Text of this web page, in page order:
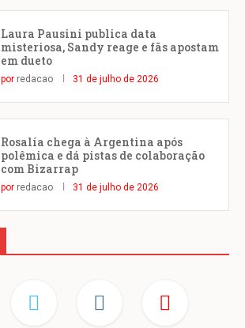
Laura Pausini publica data
misteriosa, Sandy reage e fãs apostam
em dueto
por redacao 31 de julho de 2026
Rosalía chega à Argentina após
polêmica e dá pistas de colaboração
com Bizarrap
por redacao 31 de julho de 2026